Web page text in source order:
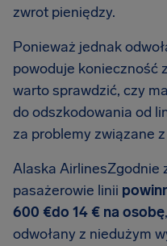
zwrot pieniędzy.
Ponieważ jednak
powoduje konieczność
warto sprawdzić, czy
do odszkodowania od
za problemy związane
Alaska AirlinesZgodnie
pasażerowie linii
600 €do 14 € na osobę
odwołany z niedużym